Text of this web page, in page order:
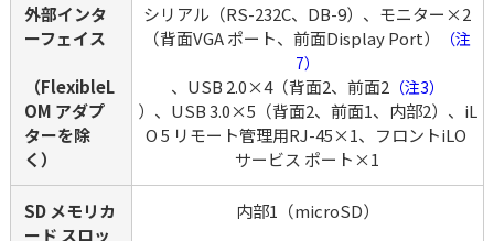
外部インタ
ーフェイス
（FlexibleL
OM アダプ
ターを除
く）
シリアル（RS-232C、DB-9）、モニター×2
（背面VGA ポート、前面Display Port）
（注
7）
、USB 2.0×4（背面2、前面2 （注3）
）、USB 3.0×5（背面2、前面1、内部2）、iL
O 5 リモート管理用RJ-45×1、フロントiLO
サービス ポート×1
SD メモリカ
ード スロッ
内部1（microSD）